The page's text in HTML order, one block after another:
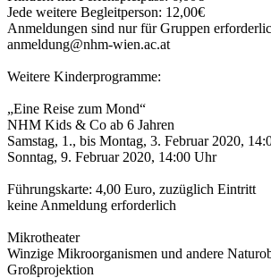
Jede weitere Begleitperson: 12,00€
Anmeldungen sind nur für Gruppen
anmeldung@nhm-wien.ac.at
Weitere Kinderprogramme:
„Eine Reise zum Mond“
NHM Kids & Co ab 6 Jahren
Samstag, 1., bis Montag, 3. Februar 2020,
Sonntag, 9. Februar 2020, 14:00 Uhr
Führungskarte: 4,00 Euro, zuzüglich Eintritt
keine Anmeldung erforderlich
Mikrotheater
Winzige Mikroorganismen und andere
Großprojektion